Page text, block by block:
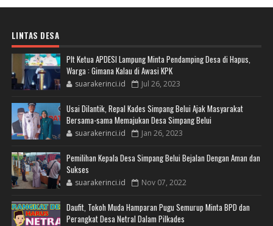
LINTAS DESA
Plt Ketua APDESI Lampung Minta Pendamping Desa di Hapus,
Warga : Gimana Kalau di Awasi KPK
suarakerinci.id Jul 26, 2023
Usai Dilantik, Repal Kades Simpang Belui Ajak Masyarakat
Bersama-sama Memajukan Desa Simpang Belui
suarakerinci.id Jan 26, 2023
Pemilihan Kepala Desa Simpang Belui Bejalan Dengan Aman dan
Sukses
suarakerinci.id Nov 07, 2022
Daufit, Tokoh Muda Hamparan Pugu Semurup Minta BPD dan
Perangkat Desa Netral Dalam Pilkades